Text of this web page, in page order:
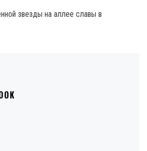
звезды на аллее славы в